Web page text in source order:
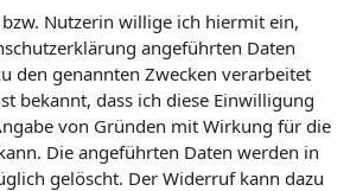
Nutzerin willige ich hiermit ein,
angeführten Daten
den genannten Zwecken verarbeitet
bekannt, dass ich diese Einwilligung
von Gründen mit Wirkung für die
Die angeführten Daten werden in
gelöscht. Der Widerruf kann dazu